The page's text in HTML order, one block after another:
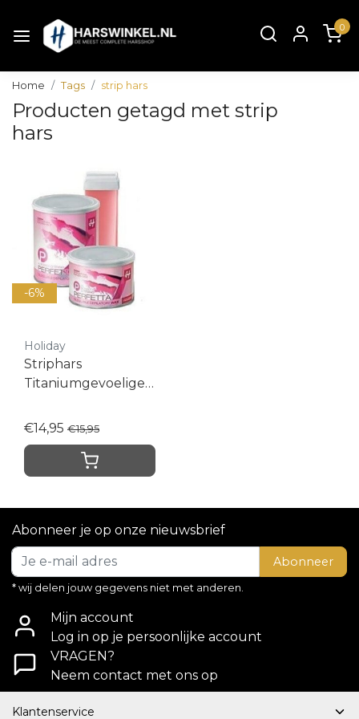
0
Home Tags strip hars
Producten getagd met strip
hars
-6%
Holiday
Striphars
Titaniumgevoelige
€14,95 €15,95
Abonneer je op onze nieuwsbrief
Abonneer
* wij delen jouw gegevens niet met anderen.
Mijn account
Log in op je persoonlijke account
VRAGEN?
Neem contact met ons op
Klantenservice